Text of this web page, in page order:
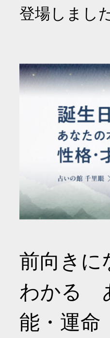
登場しまし
前向きに
わかる
能・運命